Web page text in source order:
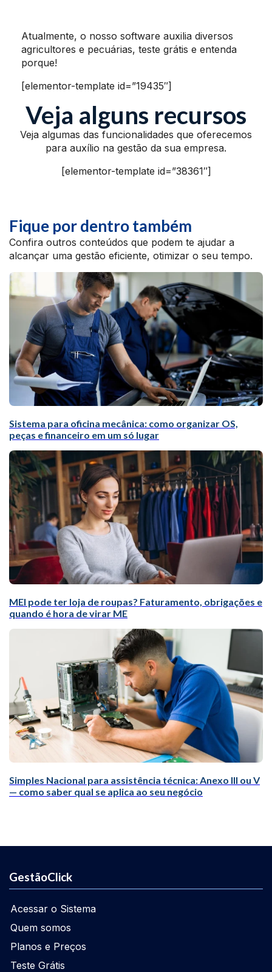
Atualmente, o nosso software auxilia diversos
agricultores e pecuárias, teste grátis e entenda
porque!
[elementor-template id=”19435″]
Veja alguns recursos
Veja algumas das funcionalidades que oferecemos
para auxílio na gestão da sua empresa.
[elementor-template id=”38361″]
Fique por dentro também
Confira outros conteúdos que podem te ajudar a
alcançar uma gestão eficiente, otimizar o seu tempo.
Sistema para oficina mecânica: como organizar OS,
peças e financeiro em um só lugar
MEI pode ter loja de roupas? Faturamento, obrigações e
quando é hora de virar ME
Simples Nacional para assistência técnica: Anexo III ou V
— como saber qual se aplica ao seu negócio
GestãoClick
Acessar o Sistema
Quem somos
Planos e Preços
Teste Grátis